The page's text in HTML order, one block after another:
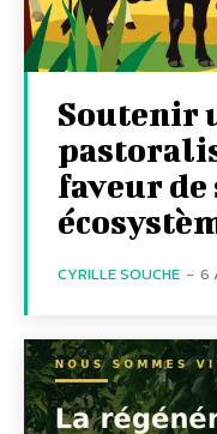
Soutenir
faveur de
CYRILLE SOUCHE - 6